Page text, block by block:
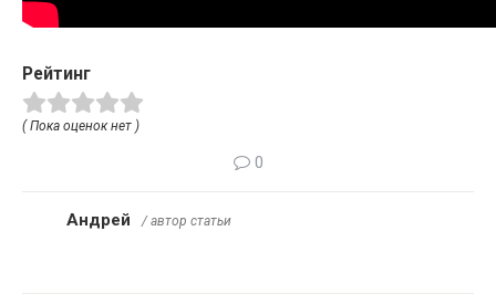
Рейтинг
( Пока оценок нет )
0
Андрей / автор статьи